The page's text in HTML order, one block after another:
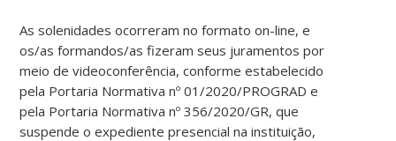
As solenidades ocorreram no formato on-line, e
os/as formandos/as fizeram seus juramentos por
meio de videoconferência, conforme estabelecido
pela Portaria Normativa nº 01/2020/PROGRAD e
pela Portaria Normativa nº 356/2020/GR, que
suspende o expediente presencial na instituição,